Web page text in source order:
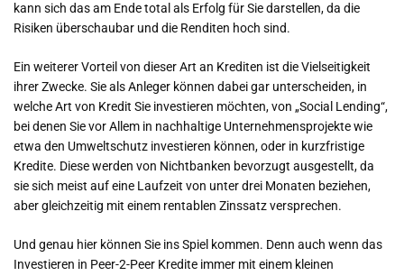
kann sich das am Ende total als Erfolg für Sie darstellen, da die
Risiken überschaubar und die Renditen hoch sind.
Ein weiterer Vorteil von dieser Art an Krediten ist die Vielseitigkeit
ihrer Zwecke. Sie als Anleger können dabei gar unterscheiden, in
welche Art von Kredit Sie investieren möchten, von „Social Lending“,
bei denen Sie vor Allem in nachhaltige Unternehmensprojekte wie
etwa den Umweltschutz investieren können, oder in kurzfristige
Kredite. Diese werden von Nichtbanken bevorzugt ausgestellt, da
sie sich meist auf eine Laufzeit von unter drei Monaten beziehen,
aber gleichzeitig mit einem rentablen Zinssatz versprechen.
Und genau hier können Sie ins Spiel kommen. Denn auch wenn das
Investieren in Peer-2-Peer Kredite immer mit einem kleinen